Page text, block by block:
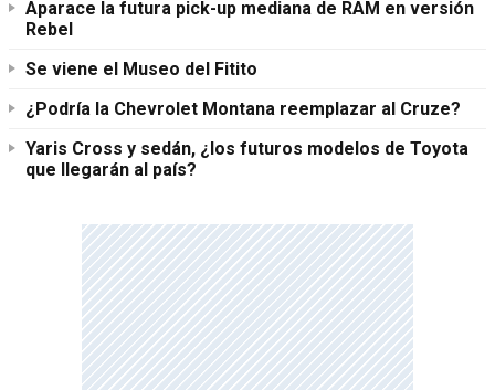
Aparace la futura pick-up mediana de RAM en versión
Rebel
Se viene el Museo del Fitito
¿Podría la Chevrolet Montana reemplazar al Cruze?
Yaris Cross y sedán, ¿los futuros modelos de Toyota
que llegarán al país?